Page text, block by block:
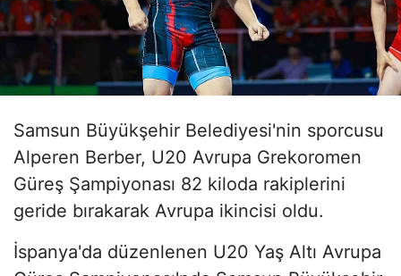
Samsun Büyükşehir Belediyesi'nin sporcusu
Alperen Berber, U20 Avrupa Grekoromen
Güreş Şampiyonası 82 kiloda rakiplerini
geride bırakarak Avrupa ikincisi oldu.
İspanya'da düzenlenen U20 Yaş Altı Avrupa